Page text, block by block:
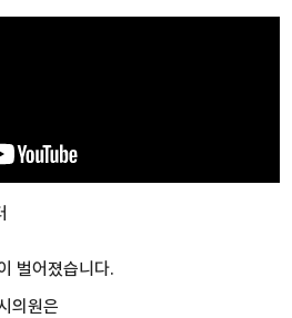
벌어졌습니다.
의원은